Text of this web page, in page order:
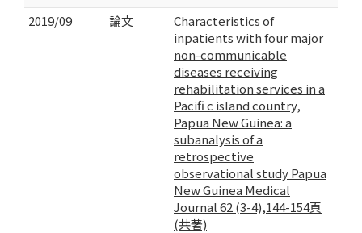
2019/09
論文
Characteristics of
inpatients with four major
non-communicable
diseases receiving
rehabilitation services in a
Pacifi c island country,
Papua New Guinea: a
subanalysis of a
retrospective
observational study Papua
New Guinea Medical
Journal 62 (3-4),144-154頁
(共著)